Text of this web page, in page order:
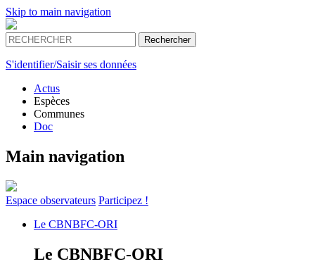
Skip to main navigation
S'identifier/Saisir ses données
Actus
Espèces
Communes
Doc
Main navigation
Espace observateurs Participez !
Le CBNBFC-ORI
Le CBNBFC-ORI